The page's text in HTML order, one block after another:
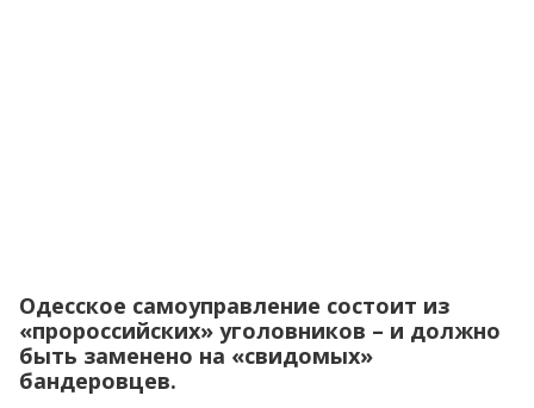
Одесское самоуправление состоит из
«пророссийских» уголовников – и должно
быть заменено на «свидомых»
бандеровцев.